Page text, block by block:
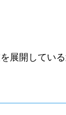
展開してい